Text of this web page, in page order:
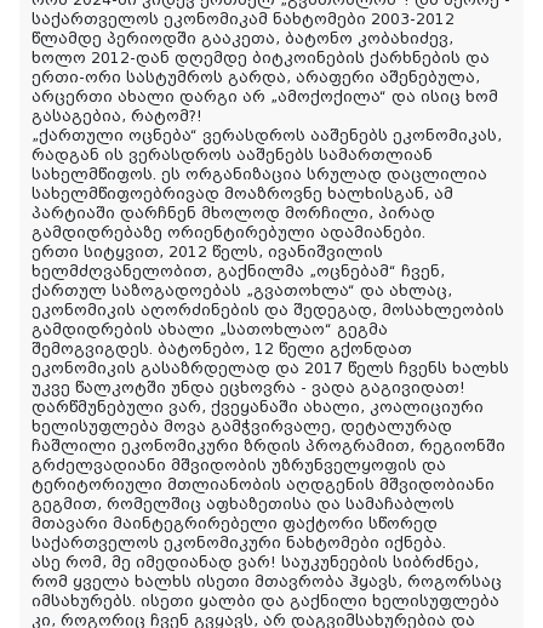
საქართველოს ეკონომიკამ ნახტომები 2003-2012
წლამდე პერიოდში გააკეთა, ბატონო კობახიძევ,
ხოლო 2012-დან დღემდე ბიტკოინების ქარხნების და
ერთი-ორი სასტუმროს გარდა, არაფერი აშენებულა,
არცერთი ახალი დარგი არ „ამოქოქილა“ და ისიც ხომ
გასაგებია, რატომ?!
„ქართული ოცნება“ ვერასდროს ააშენებს ეკონომიკას,
რადგან ის ვერასდროს ააშენებს სამართლიან
სახელმწიფოს. ეს ორგანიზაცია სრულად დაცლილია
სახელმწიფოებრივად მოაზროვნე ხალხისგან, ამ
პარტიაში დარჩნენ მხოლოდ მორჩილი, პირად
გამდიდრებაზე ორიენტირებული ადამიანები.
ერთი სიტყვით, 2012 წელს, ივანიშვილის
ხელმძღვანელობით, გაქნილმა „ოცნებამ“ ჩვენ,
ქართულ საზოგადოებას „გვათოხლა“ და ახლაც,
ეკონომიკის აღორძინების და შედეგად, მოსახლეობის
გამდიდრების ახალი „სათოხლაო“ გეგმა
შემოგვიგდეს. ბატონებო, 12 წელი გქონდათ
ეკონომიკის გასაზრდელად და 2017 წელს ჩვენს ხალხს
უკვე წალკოტში უნდა ეცხოვრა - ვადა გაგივიდათ!
დარწმუნებული ვარ, ქვეყანაში ახალი, კოალიციური
ხელისუფლება მოვა გამჭვირვალე, დეტალურად
ჩაშლილი ეკონომიკური ზრდის პროგრამით, რეგიონში
გრძელვადიანი მშვიდობის უზრუნველყოფის და
ტერიტორიული მთლიანობის აღდგენის მშვიდობიანი
გეგმით, რომელშიც აფხაზეთისა და სამაჩაბლოს
მთავარი მაინტეგრირებელი ფაქტორი სწორედ
საქართველოს ეკონომიკური ნახტომები იქნება.
ასე რომ, მე იმედიანად ვარ! საუკუნეების სიბრძნეა,
რომ ყველა ხალხს ისეთი მთავრობა ჰყავს, როგორსაც
იმსახურებს. ისეთი ყალბი და გაქნილი ხელისუფლება
კი, როგორიც ჩვენ გვყავს, არ დაგვიმსახურებია და